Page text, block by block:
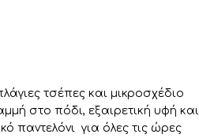
τσέπες και μικροσχέδιο
στο πόδι, εξαιρετική υφή και
παντελόνι για όλες τις ώρες